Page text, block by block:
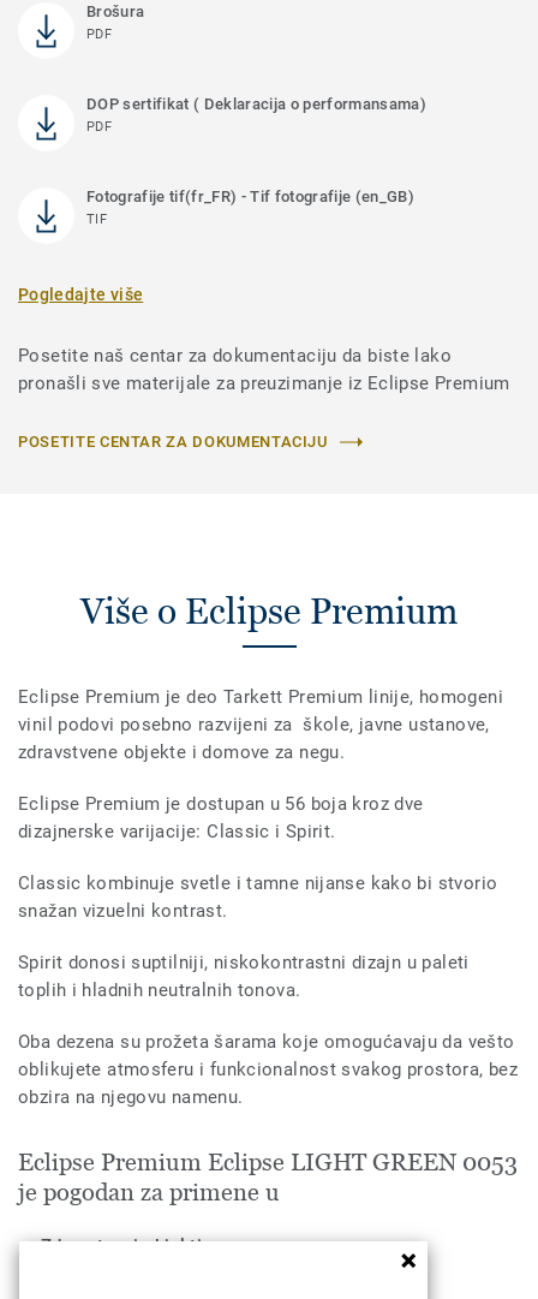
Brošura
PDF
DOP sertifikat ( Deklaracija o performansama)
PDF
Fotografije tif(fr_FR) - Tif fotografije (en_GB)
TIF
Pogledajte više
Posetite naš centar za dokumentaciju da biste lako
pronašli sve materijale za preuzimanje iz Eclipse Premium
POSETITE CENTAR ZA DOKUMENTACIJU
Više o Eclipse Premium
Eclipse Premium je deo Tarkett Premium linije, homogeni
vinil podovi posebno razvijeni za škole, javne ustanove,
zdravstvene objekte i domove za negu.
Eclipse Premium je dostupan u 56 boja kroz dve
dizajnerske varijacije: Classic i Spirit.
Classic kombinuje svetle i tamne nijanse kako bi stvorio
snažan vizuelni kontrast.
Spirit donosi suptilniji, niskokontrastni dizajn u paleti
toplih i hladnih neutralnih tonova.
Oba dezena su prožeta šarama koje omogućavaju da vešto
oblikujete atmosferu i funkcionalnost svakog prostora, bez
obzira na njegovu namenu.
Eclipse Premium Eclipse LIGHT GREEN 0053
je pogodan za primene u
Zdravstveni objekti